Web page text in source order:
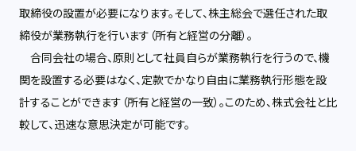
取締役の設置が必要になります。そして、株主総会で選任された取
締役が業務執行を行います（所有と経営の分離）。
合同会社の場合、原則として社員自らが業務執行を行うので、機
関を設置する必要はなく、定款でかなり自由に業務執行形態を設
計することができます（所有と経営の一致）。このため、株式会社と比
較して、迅速な意思決定が可能です。